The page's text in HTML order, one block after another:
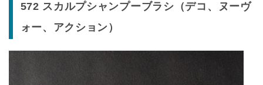
572 スカルプシャンプーブラシ（デコ、ヌーヴ
ォー、アクション）